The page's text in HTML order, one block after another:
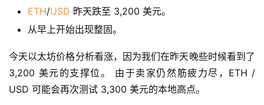
ETH/USD 昨天跌至 3,200 美元。
从早上开始出现整固。
今天以太坊价格分析看涨，因为我们在昨天晚些时候看到了
3,200 美元的支撑位。 由于卖家仍然筋疲力尽，ETH /
USD 可能会再次测试 3,300 美元的本地高点。